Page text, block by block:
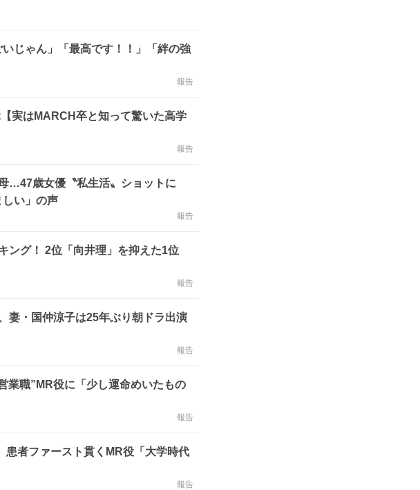
じゃん」「最高です！！」「絆の強
報告
実はMARCH卒と知って驚いた高学
報告
…47歳女優〝私生活〟ショットに
しい」の声
報告
ング！ 2位「向井理」を抑えた1位
報告
・国仲涼子は25年ぶり朝ドラ出演
報告
業職”MR役に「少し運命めいたもの
報告
者ファースト貫くMR役「大学時代
報告